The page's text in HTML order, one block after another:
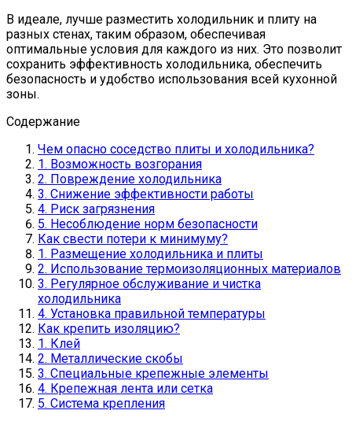
В идеале, лучше разместить холодильник и плиту на
разных стенах, таким образом, обеспечивая
оптимальные условия для каждого из них. Это позволит
сохранить эффективность холодильника, обеспечить
безопасность и удобство использования всей кухонной
зоны.
Содержание
Чем опасно соседство плиты и холодильника?
1. Возможность возгорания
2. Повреждение холодильника
3. Снижение эффективности работы
4. Риск загрязнения
5. Несоблюдение норм безопасности
Как свести потери к минимуму?
1. Размещение холодильника и плиты
2. Использование термоизоляционных материалов
3. Регулярное обслуживание и чистка
холодильника
4. Установка правильной температуры
Как крепить изоляцию?
1. Клей
2. Металлические скобы
3. Специальные крепежные элементы
4. Крепежная лента или сетка
5. Система крепления